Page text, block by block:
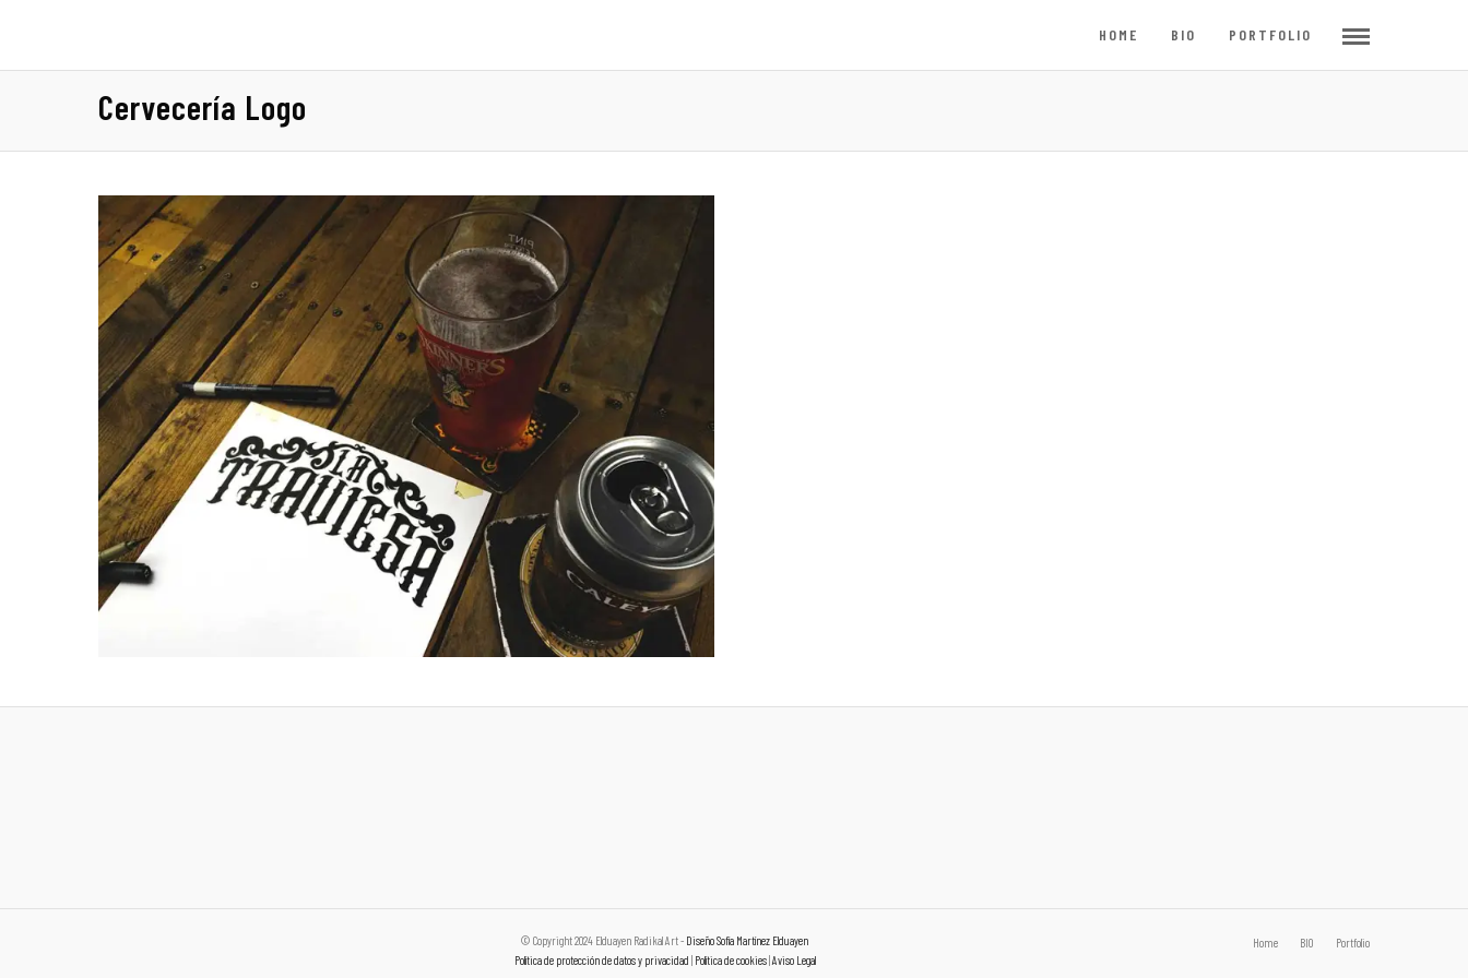
HOME BIO PORTFOLIO
Cervecería Logo
Home BIO Portfolio
© Copyright 2024 Elduayen Radikal Art - Diseño Sofía Martínez Elduayen
Política de protección de datos y privacidad | Política de cookies|Aviso Legal